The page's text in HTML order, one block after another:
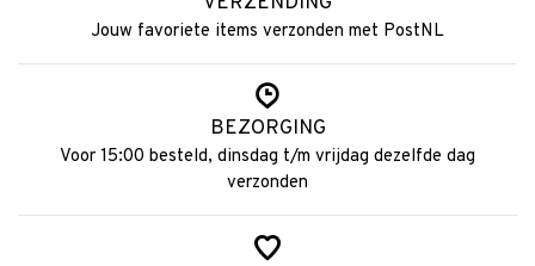
Jouw favoriete items verzonden met PostNL
BEZORGING
Voor 15:00 besteld, dinsdag t/m vrijdag dezelfde dag
verzonden